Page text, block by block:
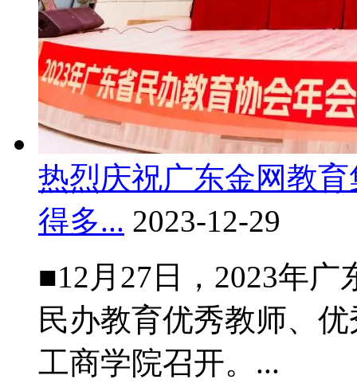
热烈庆祝广东金网教
得多... 2023-12-29
■12月27日，2023年
民办教育优秀教师、
工商学院召开。...